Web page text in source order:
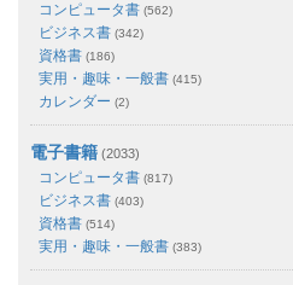
コンピュータ書 (562)
ビジネス書 (342)
資格書 (186)
実用・趣味・一般書 (415)
カレンダー (2)
電子書籍 (2033)
コンピュータ書 (817)
ビジネス書 (403)
資格書 (514)
実用・趣味・一般書 (383)